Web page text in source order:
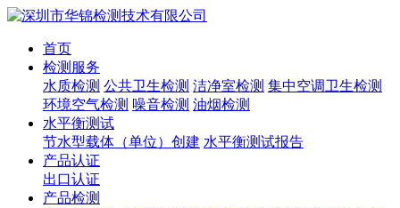
首页
检测服务
水质检测 公共卫生检测 洁净室检测 集中空调卫生检测
环境空气检测 噪音检测 油烟检测
水平衡测试
节水型载体（单位）创建 水平衡测试报告
产品认证
出口认证
产品检测